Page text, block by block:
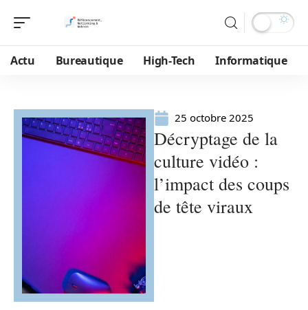
Actu Bureautique High-Tech Informatique
25 octobre 2025
Décryptage de la
culture vidéo :
l’impact des coups
de tête viraux